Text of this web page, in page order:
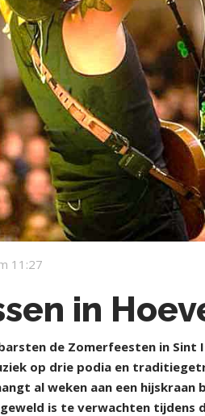
11:27
in
barsten de Zomerfeesten in
op drie podia en
al weken aan een
is te verwachten tijdens